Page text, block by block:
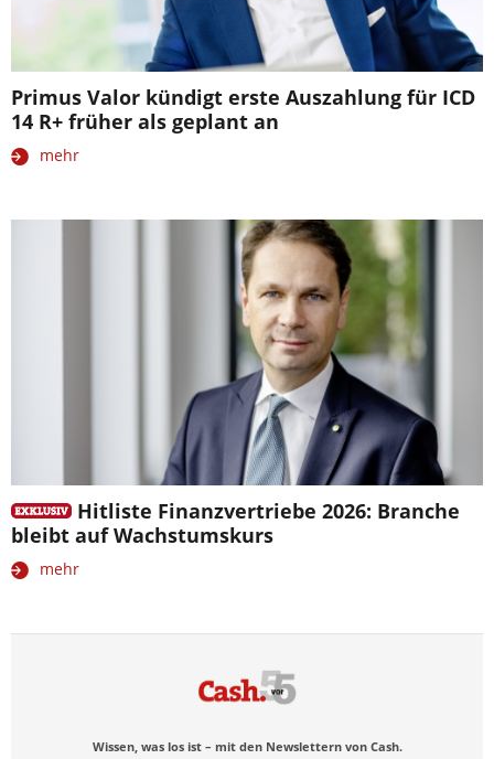
Primus Valor kündigt erste Auszahlung für ICD
14 R+ früher als geplant an
mehr
Hitliste Finanzvertriebe 2026: Branche
bleibt auf Wachstumskurs
mehr
Wissen, was los ist – mit den Newslettern von Cash.